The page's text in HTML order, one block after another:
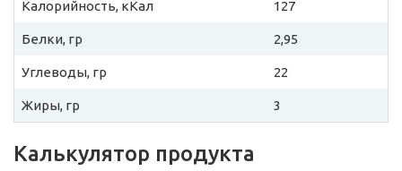
Калорийность, кКал 127
Белки, гр 2,95
Углеводы, гр 22
Жиры, гр 3
Калькулятор продукта